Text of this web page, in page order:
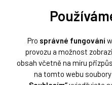
Pro správné fungování
provozu a možnost
obsah včetně na míru
na tomto webu